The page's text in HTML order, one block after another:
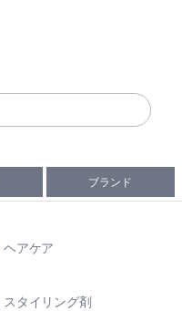
ブランド
ヘアケア
スタイリング剤